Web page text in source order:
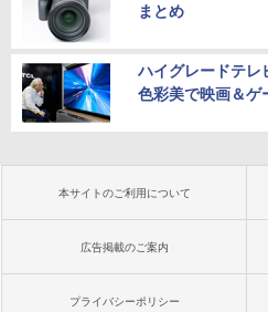
まとめ
ハイグレードテ
色彩美で映画＆ゲ
本サイトのご利用について
広告掲載のご案内
プライバシーポリシー